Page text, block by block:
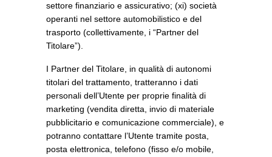
settore finanziario e assicurativo; (xi) società
operanti nel settore automobilistico e del
trasporto (collettivamente, i “Partner del
Titolare”).
I Partner del Titolare, in qualità di autonomi
titolari del trattamento, tratteranno i dati
personali dell’Utente per proprie finalità di
marketing (vendita diretta, invio di materiale
pubblicitario e comunicazione commerciale), e
potranno contattare l’Utente tramite posta,
posta elettronica, telefono (fisso e/o mobile,